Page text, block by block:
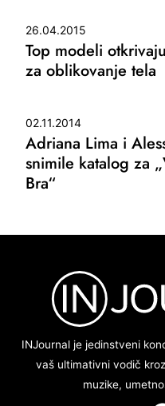
26.04.2015
Top modeli
za oblikovanje tela
02.11.2014
Adriana Lima i
snimile katalog za
Bra“
INJournal je jedinstveni
vaš ultimativni vodič
muzike,